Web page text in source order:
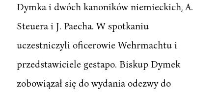
Dymka i dwóch kanoników niemieckich, A.
Steuera i J. Paecha. W spotkaniu
uczestniczyli oficerowie Wehrmachtu i
przedstawiciele gestapo. Biskup Dymek
zobowiązał się do wydania odezwy do